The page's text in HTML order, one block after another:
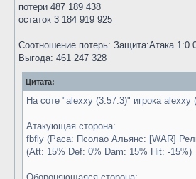
потери 487 189 438
остаток 3 184 919 925
Соотношение потерь: Защита:Атака
Выгода: 461 247 328
Цитата:
На соте "alexxy (3.57.3)" игрока
Атакующая сторона:
fbfly (Раса: Псолао Альянс: [WAR]
(Att: 15% Def: 0% Dam: 15% Hit: -15%)